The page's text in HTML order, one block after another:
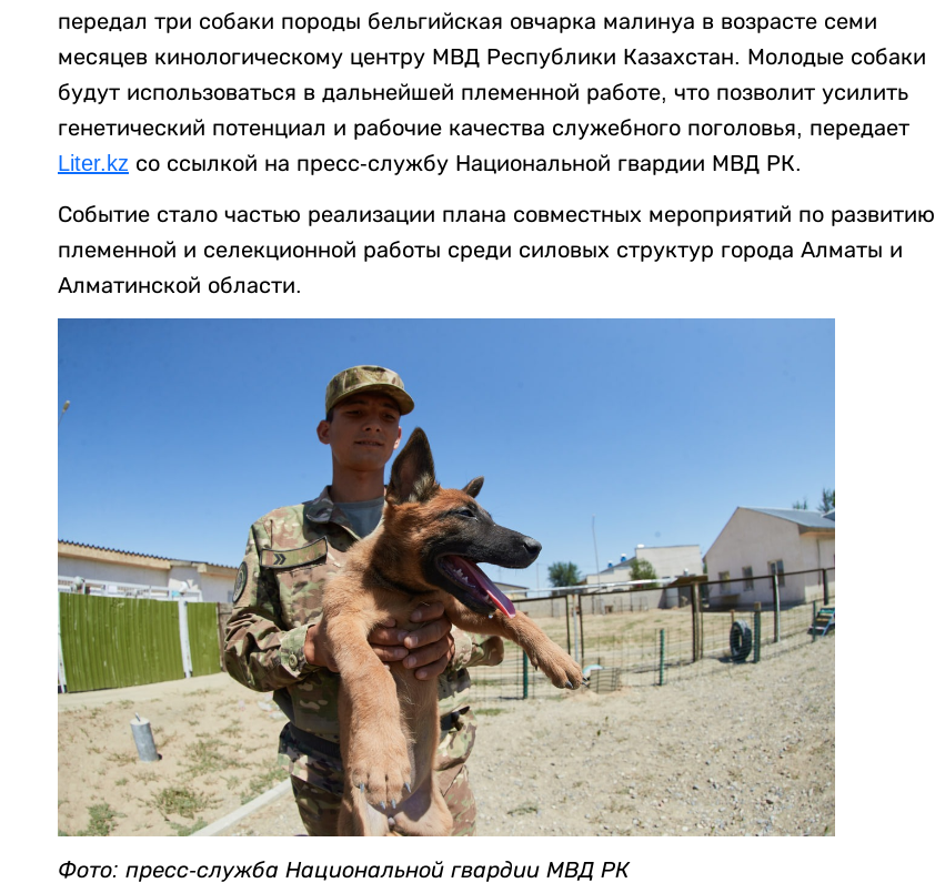
передал три собаки породы бельгийская овчарка малинуа в возрасте семи
месяцев кинологическому центру МВД Республики Казахстан. Молодые собаки
будут использоваться в дальнейшей племенной работе, что позволит усилить
генетический потенциал и рабочие качества служебного поголовья, передает
Liter.kz со ссылкой на пресс-службу Национальной гвардии МВД РК.
Событие стало частью реализации плана совместных мероприятий по развитию
племенной и селекционной работы среди силовых структур города Алматы и
Алматинской области.
Фото: пресс-служба Национальной гвардии МВД РК